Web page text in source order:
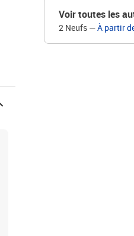
Voir toutes les
2 Neufs —À partir